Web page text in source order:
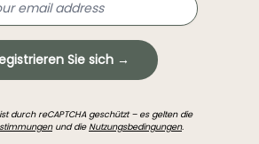
Sie sich →
durch reCAPTCHA geschützt – es gelten die
und dieNutzungsbedingungen.